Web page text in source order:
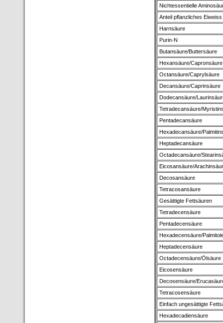
Nichtessentielle
Anteil pflanzliches Eiweiss
Harnsäure
Purin-N
Butansäure/Buttersäure
Hexansäure/Capronsäure
Octansäure/Caprylsäure
Decansäure/Caprinsäure
Dodecansäure/
Tetradecansäure/
Pentadecansäure
Hexadecansäure/
Heptadecansäure
Octadecansäure/
Eicosansäure/
Decosansäure
Tetracosansäure
Gesättigte Fettsäuren
Tetradecensäure
Pentadecensäure
Hexadecensäure/
Heptadecensäure
Octadecensäure/Ölsäure
Eicosensäure
Decosensäure/
Tetracosensäure
Einfach ungesättigte
Hexadecadiensäure